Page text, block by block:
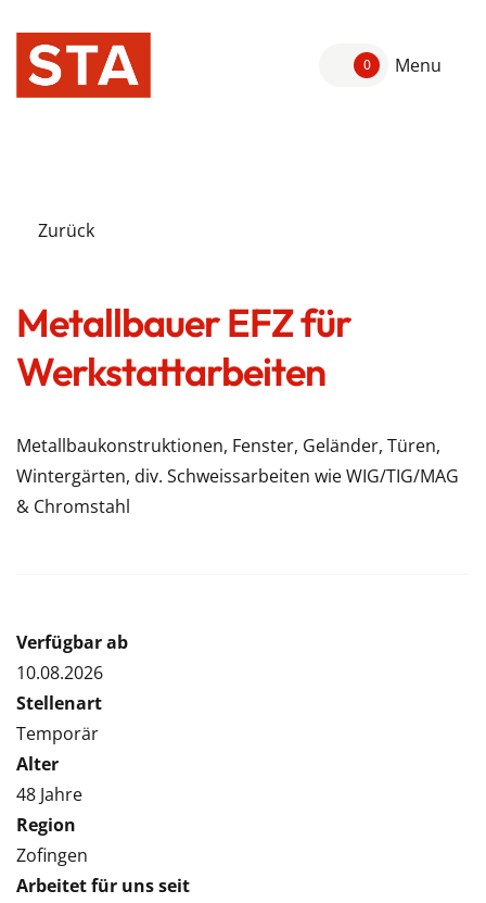
0 Menu
Zurück
Metallbauer EFZ für
Werkstattarbeiten
Metallbaukonstruktionen, Fenster, Geländer, Türen,
Wintergärten, div. Schweissarbeiten wie WIG/TIG/MAG
& Chromstahl
Verfügbar ab
10.08.2026
Stellenart
Temporär
Alter
48 Jahre
Region
Zofingen
Arbeitet für uns seit